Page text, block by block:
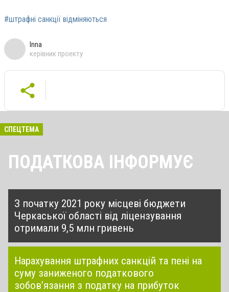
#штрафні санкції відміняються
Inna
керівник проекту
СПЕЦТЕМА
ПОДАТКОВА ІНФОРМУЄ
З початку 2021 року місцеві бюджети
Черкаської області від ліцензування
отримали 9,5 млн гривень
Нарахування штрафних санкцій та пені на
суму заниженого податкового
зобов’язання з податку на прибуток